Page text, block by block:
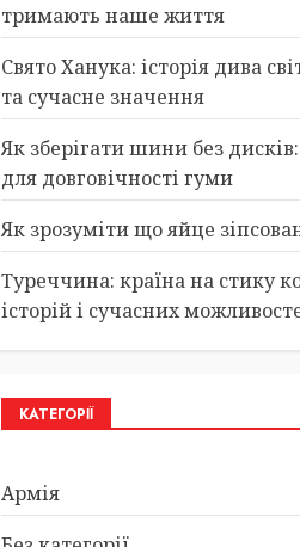
тримають наше життя
Свято Ханука: історія дива
та сучасне значення
Як зберігати шини без
для довговічності гуми
Як зрозуміти що яйце
Туреччина: країна на стику
історій і сучасних
КАТЕГОРІЇ
Армія